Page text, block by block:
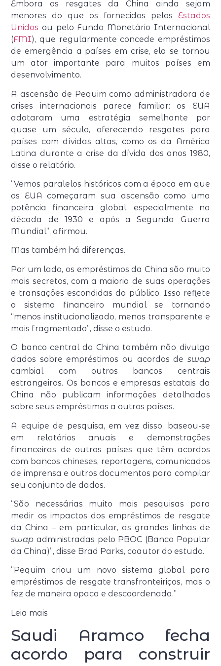
Embora os resgates da China ainda sejam
menores do que os fornecidos pelos Estados
Unidos ou pelo Fundo Monetário Internacional
(FMI), que regularmente concede empréstimos
de emergência a países em crise, ela se tornou
um ator importante para muitos países em
desenvolvimento.
A ascensão de Pequim como administradora de
crises internacionais parece familiar: os EUA
adotaram uma estratégia semelhante por
quase um século, oferecendo resgates para
países com dívidas altas, como os da América
Latina durante a crise da dívida dos anos 1980,
disse o relatório.
“Vemos paralelos históricos com a época em que
os EUA começaram sua ascensão como uma
potência financeira global, especialmente na
década de 1930 e após a Segunda Guerra
Mundial”, afirmou.
Mas também há diferenças.
Por um lado, os empréstimos da China são muito
mais secretos, com a maioria de suas operações
e transações escondidas do público. Isso reflete
o sistema financeiro mundial se tornando
“menos institucionalizado, menos transparente e
mais fragmentado”, disse o estudo.
O banco central da China também não divulga
dados sobre empréstimos ou acordos de swap
cambial com outros bancos centrais
estrangeiros. Os bancos e empresas estatais da
China não publicam informações detalhadas
sobre seus empréstimos a outros países.
A equipe de pesquisa, em vez disso, baseou-se
em relatórios anuais e demonstrações
financeiras de outros países que têm acordos
com bancos chineses, reportagens, comunicados
de imprensa e outros documentos para compilar
seu conjunto de dados.
“São necessárias muito mais pesquisas para
medir os impactos dos empréstimos de resgate
da China – em particular, as grandes linhas de
swap administradas pelo PBOC (Banco Popular
da China)”, disse Brad Parks, coautor do estudo.
“Pequim criou um novo sistema global para
empréstimos de resgate transfronteiriços, mas o
fez de maneira opaca e descoordenada.”
Leia mais
Saudi Aramco fecha
acordo para construir